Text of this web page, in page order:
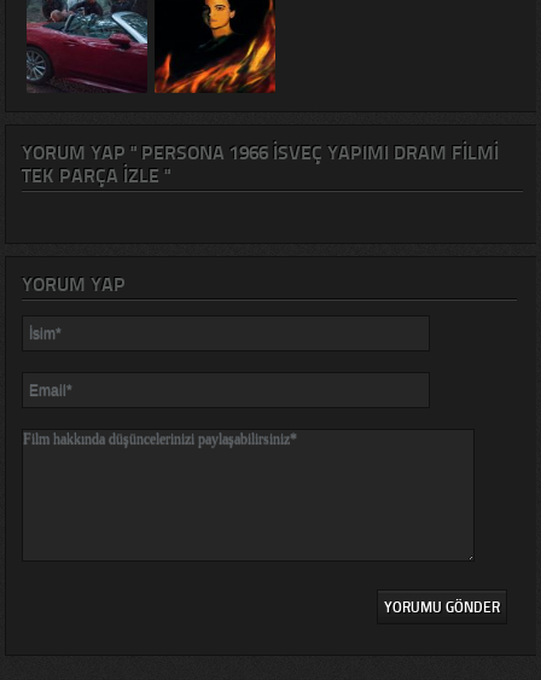
YORUM YAP " PERSONA 1966 İSVEÇ YAPIMI DRAM FILMI
TEK PARÇA IZLE "
YORUM YAP